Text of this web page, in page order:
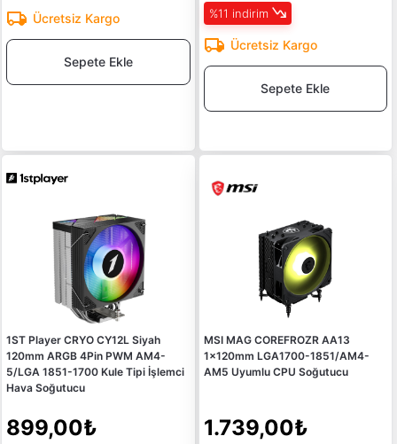
Ücretsiz Kargo
Sepete Ekle
%11 indirim
Ücretsiz Kargo
Sepete Ekle
1ST Player CRYO CY12L Siyah
120mm ARGB 4Pin PWM AM4-
5/LGA 1851-1700 Kule Tipi İşlemci
Hava Soğutucu
899,00₺
MSI MAG COREFROZR AA13
1x120mm LGA1700-1851/AM4-
AM5 Uyumlu CPU Soğutucu
1.739,00₺